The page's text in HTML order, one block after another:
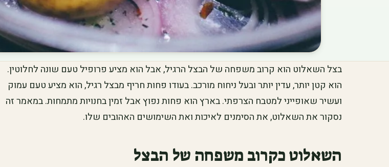
בצל השאלוט הוא קרוב משפחה של הבצל הרגיל, אבל הוא מציע פרופיל טעם שונה לחלוטין.
הוא קטן יותר, עדין יותר ובעל ניחוח מורכב. בעודו פחות חריף מבצל רגיל, הוא מציע טעם עמוק
ועשיר שאופייני למטבח הצרפתי. בארץ הוא פחות נפוץ אבל זמין בחנויות מתמחות. במאמר זה
נסקור את השאלוט, את הסימנים לאיכות ואת השימושים האהובים שלו.
השאלוט כקרוב משפחה של הבצל